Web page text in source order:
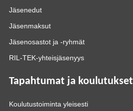
Jäsenedut
Jäsenmaksut
Jäsenosastot ja -ryhmät
RIL-TEK-yhteisjäsenyys
Tapahtumat ja koulutukset
Koulutustoiminta yleisesti